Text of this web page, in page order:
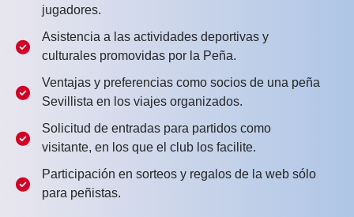
jugadores.
Asistencia a las actividades deportivas y
culturales promovidas por la Peña.
Ventajas y preferencias como socios de una peña
Sevillista en los viajes organizados.
Solicitud de entradas para partidos como
visitante, en los que el club los facilite.
Participación en sorteos y regalos de la web sólo
para peñistas.